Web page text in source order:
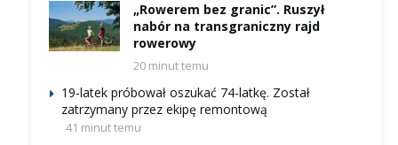
„Rowerem bez granic”. Ruszył
nabór na transgraniczny rajd
rowerowy
20 minut temu
19-latek próbował oszukać 74-latkę. Został
zatrzymany przez ekipę remontową
41 minut temu